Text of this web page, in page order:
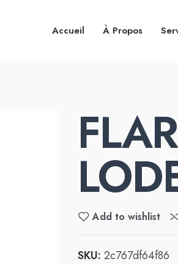
Accueil À Propos
Add to wishlist
SKU: 2c767df64f86